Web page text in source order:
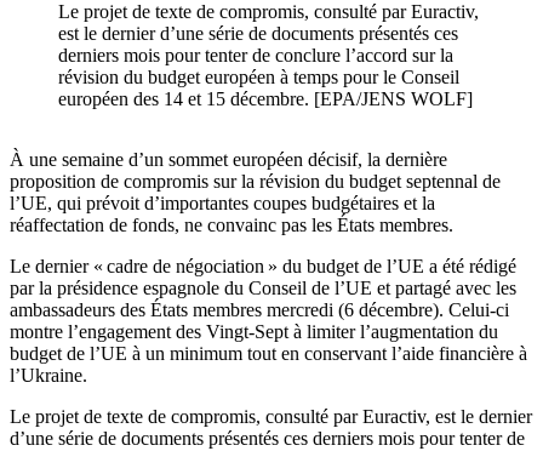
Le projet de texte de compromis, consulté par Euractiv,
est le dernier d’une série de documents présentés ces
derniers mois pour tenter de conclure l’accord sur la
révision du budget européen à temps pour le Conseil
européen des 14 et 15 décembre. [EPA/JENS WOLF]
À une semaine d’un sommet européen décisif, la dernière
proposition de compromis sur la révision du budget septennal de
l’UE, qui prévoit d’importantes coupes budgétaires et la
réaffectation de fonds, ne convainc pas les États membres.
Le dernier « cadre de négociation » du budget de l’UE a été rédigé
par la présidence espagnole du Conseil de l’UE et partagé avec les
ambassadeurs des États membres mercredi (6 décembre). Celui-ci
montre l’engagement des Vingt-Sept à limiter l’augmentation du
budget de l’UE à un minimum tout en conservant l’aide financière à
l’Ukraine.
Le projet de texte de compromis, consulté par Euractiv, est le dernier
d’une série de documents présentés ces derniers mois pour tenter de